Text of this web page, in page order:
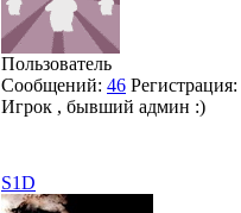
Пользователь
Сообщений: 46 Регистрация:
Игрок , бывший админ :)
S1D